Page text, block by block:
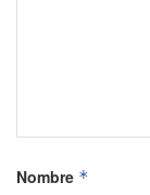
Nombre *